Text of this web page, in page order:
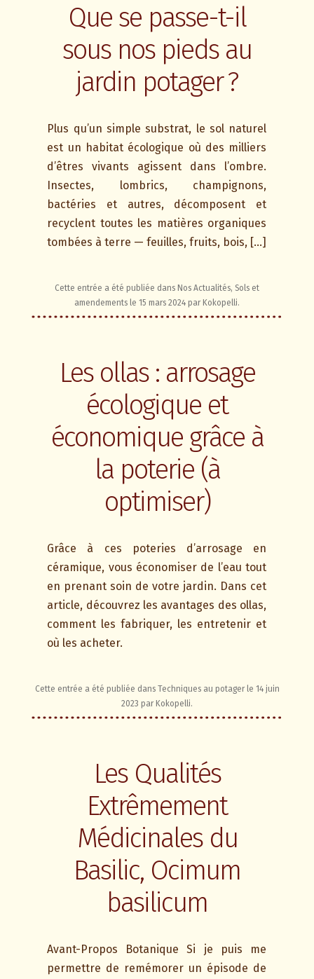
Que se passe-t-il
sous nos pieds au
jardin potager ?
Plus qu’un simple substrat, le sol naturel
est un habitat écologique où des milliers
d’êtres vivants agissent dans l’ombre.
Insectes, lombrics, champignons,
bactéries et autres, décomposent et
recyclent toutes les matières organiques
tombées à terre — feuilles, fruits, bois, […]
Cette entrée a été publiée dans Nos Actualités, Sols et
amendements le 15 mars 2024 par Kokopelli.
Les ollas : arrosage
écologique et
économique grâce à
la poterie (à
optimiser)
Grâce à ces poteries d’arrosage en
céramique, vous économiser de l’eau tout
en prenant soin de votre jardin. Dans cet
article, découvrez les avantages des ollas,
comment les fabriquer, les entretenir et
où les acheter.
Cette entrée a été publiée dans Techniques au potagerle 14 juin
2023 par Kokopelli.
Les Qualités
Extrêmement
Médicinales du
Basilic, Ocimum
basilicum
Avant-Propos Botanique Si je puis me
permettre de remémorer un épisode de